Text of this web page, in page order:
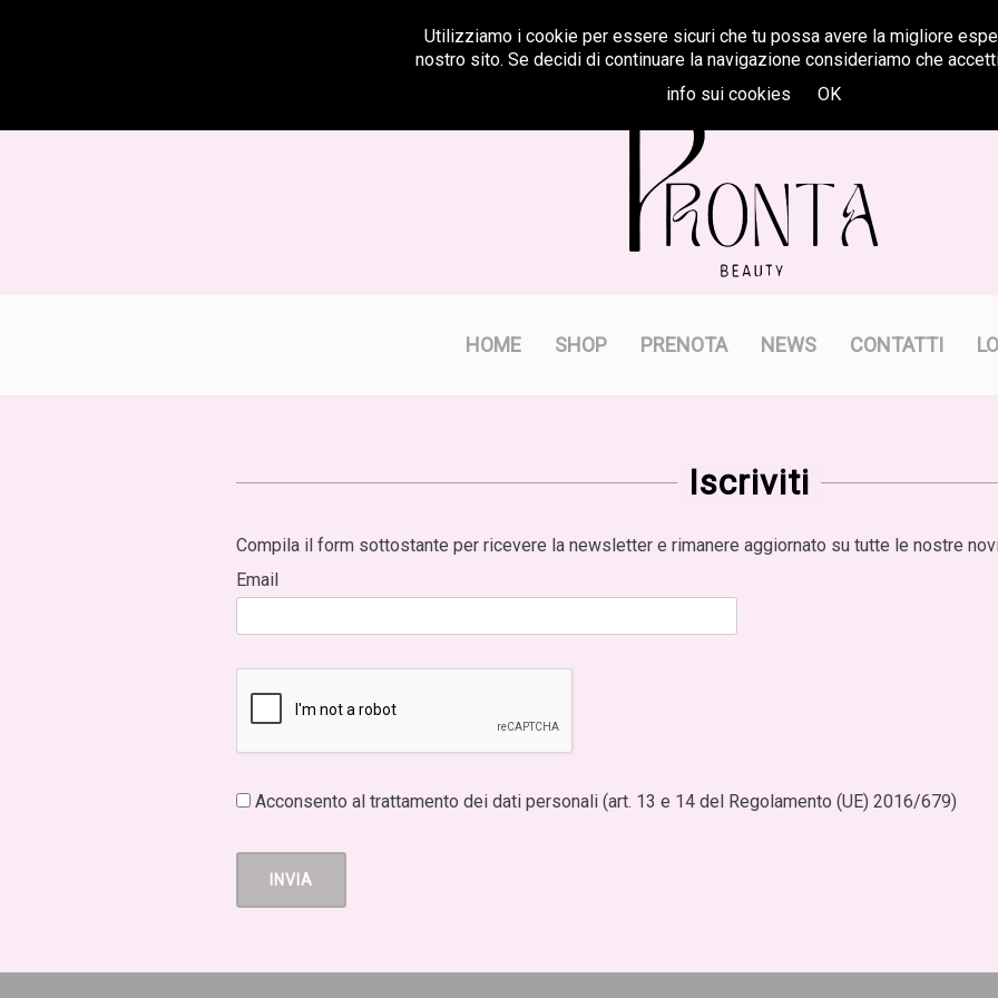
HOME SHOP PRENOTA NEWS CONTATTI
Iscriviti
Compila il form sottostante per ricevere la newsletter e rimanere aggiornato su tutte le nostre
Email
Acconsento al trattamento dei dati personali (art. 13 e 14 del Regolamento (UE) 2016/679)
Utilizziamo i cookie per essere sicuri che tu possa avere la migliore
nostro sito. Se decidi di continuare la navigazione consideriamo che
info sui cookies
OK